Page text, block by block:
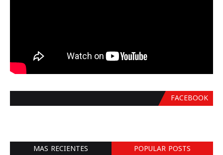
FACEBOOK
POPULAR POSTS
MAS RECIENTES